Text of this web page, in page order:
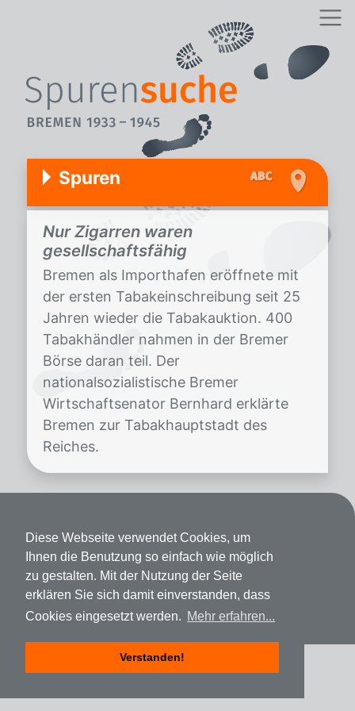
Diese Webseite verwendet Cookies, um
Ihnen die Benutzung so einfach wie möglich
zu gestalten. Mit der Nutzung der Seite
erklären Sie sich damit einverstanden, dass
Cookies eingesetzt werden. Mehr erfahren...
Verstanden!
Spuren
Nur Zigarren waren
gesellschaftsfähig
Bremen als Importhafen eröffnete mit
der ersten Tabakeinschreibung seit 25
Jahren wieder die Tabakauktion. 400
Tabakhändler nahmen in der Bremer
Börse daran teil. Der
nationalsozialistische Bremer
Wirtschaftsenator Bernhard erklärte
Bremen zur Tabakhauptstadt des
Reiches.
Datenschutz
Impressum